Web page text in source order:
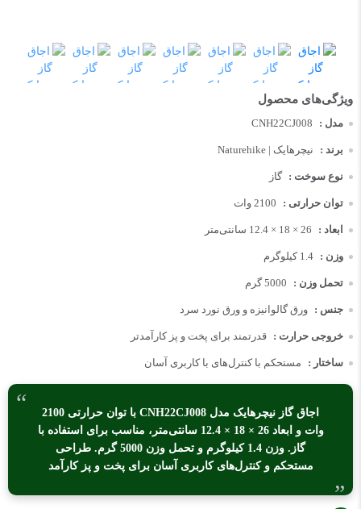
مدل : CNH22CJ008
برند : نیچرهایک | Naturehike
نوع سوخت : گاز
توان حرارتی : 2100 وات
ابعاد : 26 × 18 × 12.4 سانتی‌متر
وزن : 1.4 کیلوگرم
تحمل وزن : 5000 گرم
جنس : ورق گالوانیزه و ورق نورد سرد
خروجی حرارت : قدرتمند برای پخت و پز کارآمدتر
ساختار : مستحکم با کنترل‌های با کاربری آسان
اجاق گاز نیچرهایک مدل CNH22CJ008 با توان حرارتی 2100
وات و ابعاد 26 × 18 × 12.4 سانتی‌متر، مناسب برای استفاده با
گاز. وزن 1.4 کیلوگرم و تحمل وزن 5000 گرم. طراحی
مستحکم و کنترل‌های کاربری آسان برای پخت و پز کارآمد